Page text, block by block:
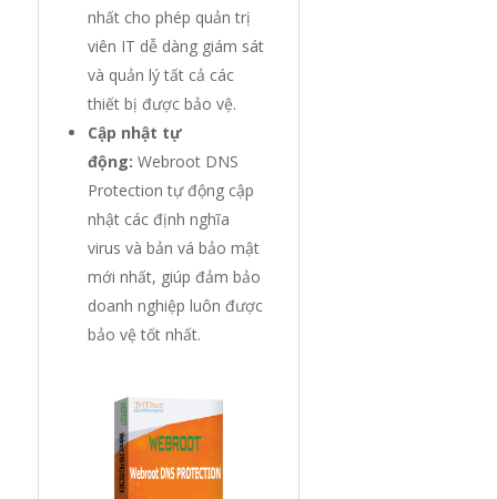
nhất cho phép quản trị
viên IT dễ dàng giám sát
và quản lý tất cả các
thiết bị được bảo vệ.
Cập nhật tự
động: Webroot DNS
Protection tự động cập
nhật các định nghĩa
virus và bản vá bảo mật
mới nhất, giúp đảm bảo
doanh nghiệp luôn được
bảo vệ tốt nhất.